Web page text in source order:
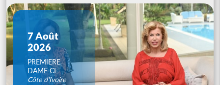
7 Août
2026
PREMIERE
DAME CI
Côte d'Ivoire